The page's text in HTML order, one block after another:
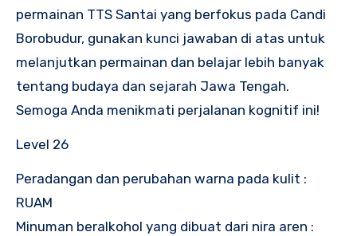
permainan TTS Santai yang berfokus pada Candi
Borobudur, gunakan kunci jawaban di atas untuk
melanjutkan permainan dan belajar lebih banyak
tentang budaya dan sejarah Jawa Tengah.
Semoga Anda menikmati perjalanan kognitif ini!
Level 26
Peradangan dan perubahan warna pada kulit :
RUAM
Minuman beralkohol yang dibuat dari nira aren :